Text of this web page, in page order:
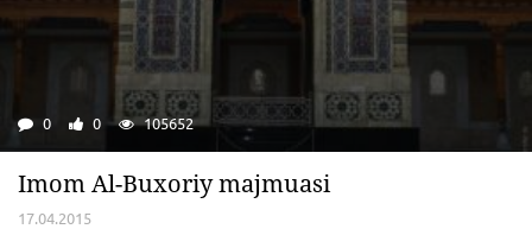
0 0 105652
Imom Al-Buxoriy majmuasi
17.04.2015